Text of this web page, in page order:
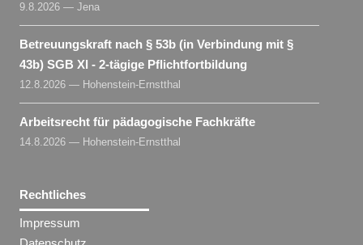
9.8.2026 — Jena
Betreuungskraft nach § 53b (in Verbindung mit §
43b) SGB XI - 2-tägige Pflichtfortbildung
12.8.2026 — Hohenstein-Ernstthal
Arbeitsrecht für pädagogische Fachkräfte
14.8.2026 — Hohenstein-Ernstthal
Rechtliches
Impressum